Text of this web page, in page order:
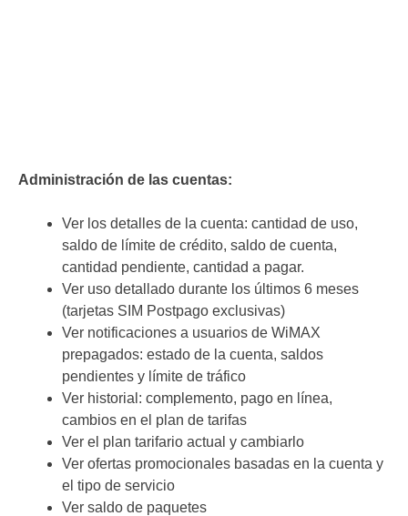
Administración de las cuentas:
Ver los detalles de la cuenta: cantidad de uso,
saldo de límite de crédito, saldo de cuenta,
cantidad pendiente, cantidad a pagar.
Ver uso detallado durante los últimos 6 meses
(tarjetas SIM Postpago exclusivas)
Ver notificaciones a usuarios de WiMAX
prepagados: estado de la cuenta, saldos
pendientes y límite de tráfico
Ver historial: complemento, pago en línea,
cambios en el plan de tarifas
Ver el plan tarifario actual y cambiarlo
Ver ofertas promocionales basadas en la cuenta y
el tipo de servicio
Ver saldo de paquetes